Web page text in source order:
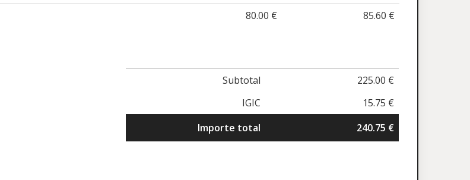
80.00 € 85.60 €
Subtotal
225.00 €
IGIC
15.75 €
Importe total
240.75 €